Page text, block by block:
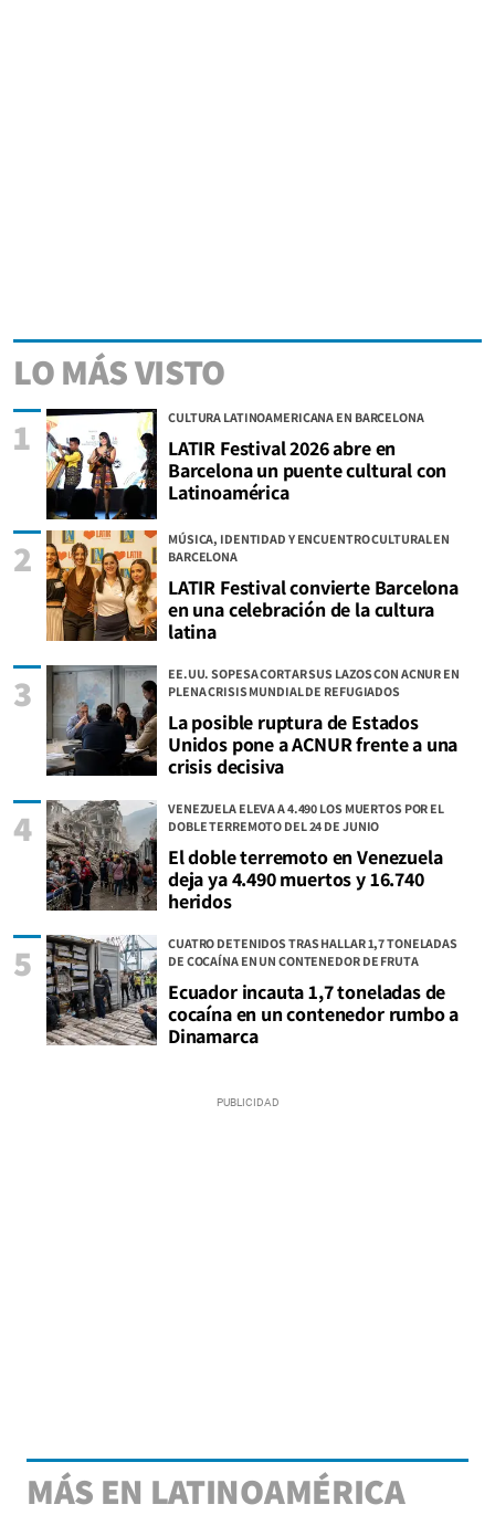
LO MÁS VISTO
CULTURA LATINOAMERICANA EN BARCELONA
LATIR Festival 2026 abre en
Barcelona un puente cultural con
Latinoamérica
1
MÚSICA, IDENTIDAD Y ENCUENTRO CULTURAL EN
BARCELONA
LATIR Festival convierte Barcelona
en una celebración de la cultura
latina
2
EE.UU. SOPESA CORTAR SUS LAZOS CON ACNUR EN
PLENA CRISIS MUNDIAL DE REFUGIADOS
La posible ruptura de Estados
Unidos pone a ACNUR frente a una
crisis decisiva
3
VENEZUELA ELEVA A 4.490 LOS MUERTOS POR EL
DOBLE TERREMOTO DEL 24 DE JUNIO
El doble terremoto en Venezuela
deja ya 4.490 muertos y 16.740
heridos
4
CUATRO DETENIDOS TRAS HALLAR 1,7 TONELADAS
DE COCAÍNA EN UN CONTENEDOR DE FRUTA
Ecuador incauta 1,7 toneladas de
cocaína en un contenedor rumbo a
Dinamarca
5
MÁS EN LATINOAMÉRICA